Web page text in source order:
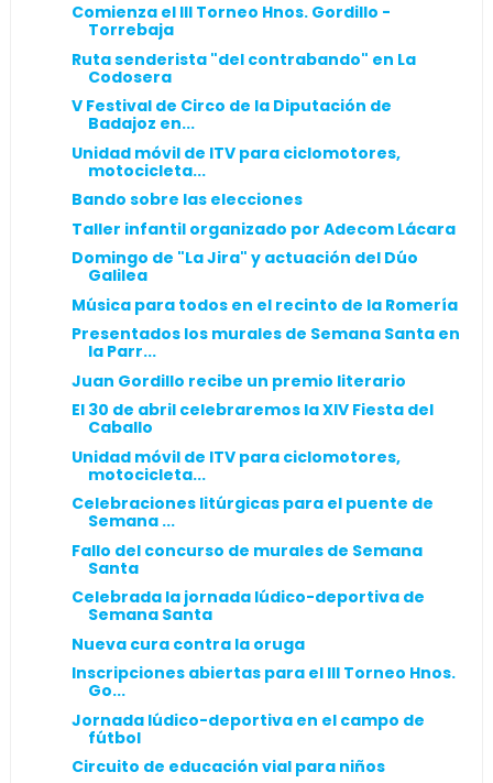
Comienza el III Torneo Hnos. Gordillo -
Torrebaja
Ruta senderista "del contrabando" en La
Codosera
V Festival de Circo de la Diputación de
Badajoz en...
Unidad móvil de ITV para ciclomotores,
motocicleta...
Bando sobre las elecciones
Taller infantil organizado por Adecom Lácara
Domingo de "La Jira" y actuación del Dúo
Galilea
Música para todos en el recinto de la Romería
Presentados los murales de Semana Santa en
la Parr...
Juan Gordillo recibe un premio literario
El 30 de abril celebraremos la XIV Fiesta del
Caballo
Unidad móvil de ITV para ciclomotores,
motocicleta...
Celebraciones litúrgicas para el puente de
Semana ...
Fallo del concurso de murales de Semana
Santa
Celebrada la jornada lúdico-deportiva de
Semana Santa
Nueva cura contra la oruga
Inscripciones abiertas para el III Torneo Hnos.
Go...
Jornada lúdico-deportiva en el campo de
fútbol
Circuito de educación vial para niños